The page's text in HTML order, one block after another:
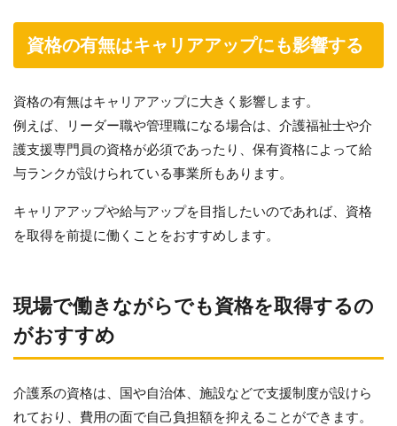
資格の有無はキャリアアップにも影響する
資格の有無はキャリアアップに大きく影響します。
例えば、リーダー職や管理職になる場合は、介護福祉士や介
護支援専門員の資格が必須であったり、保有資格によって給
与ランクが設けられている事業所もあります。
キャリアアップや給与アップを目指したいのであれば、資格
を取得を前提に働くことをおすすめします。
現場で働きながらでも資格を取得するの
がおすすめ
介護系の資格は、国や自治体、施設などで支援制度が設けら
れており、費用の面で自己負担額を抑えることができます。